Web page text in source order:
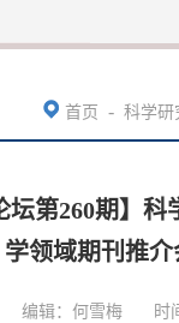
首页 - 科学研
坛第260期】
学领域期刊推介
编辑：何雪梅
时